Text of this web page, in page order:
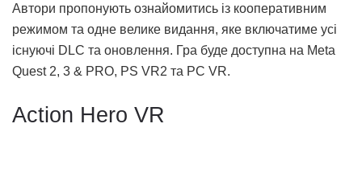
Автори пропонують ознайомитись із кооперативним
режимом та одне велике видання, яке включатиме усі
існуючі DLC та оновлення. Гра буде доступна на Meta
Quest 2, 3 & PRO, PS VR2 та PC VR.
Action Hero VR